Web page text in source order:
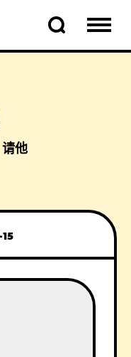
请他